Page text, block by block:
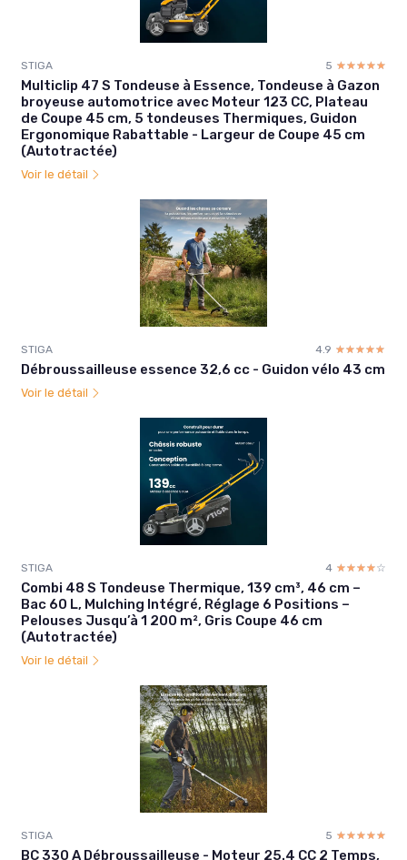
STIGA 5 ☆☆☆☆☆
★★★★★
Multiclip 47 S Tondeuse à Essence, Tondeuse à Gazon
broyeuse automotrice avec Moteur 123 CC, Plateau
de Coupe 45 cm, 5 tondeuses Thermiques, Guidon
Ergonomique Rabattable - Largeur de Coupe 45 cm
(Autotractée)
Voir le détail
STIGA 4.9 ☆☆☆☆☆
★★★★★
Débroussailleuse essence 32,6 cc - Guidon vélo 43 cm
Voir le détail
STIGA 4 ☆☆☆☆☆
★★★★★
Combi 48 S Tondeuse Thermique, 139 cm³, 46 cm –
Bac 60 L, Mulching Intégré, Réglage 6 Positions –
Pelouses Jusqu’à 1 200 m², Gris Coupe 46 cm
(Autotractée)
Voir le détail
STIGA 5 ☆☆☆☆☆
★★★★★
BC 330 A Débroussailleuse - Moteur 25.4 CC 2 Temps,